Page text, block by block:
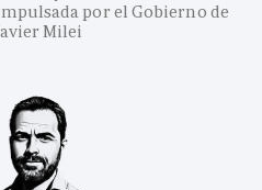
por el Gobierno de
Milei